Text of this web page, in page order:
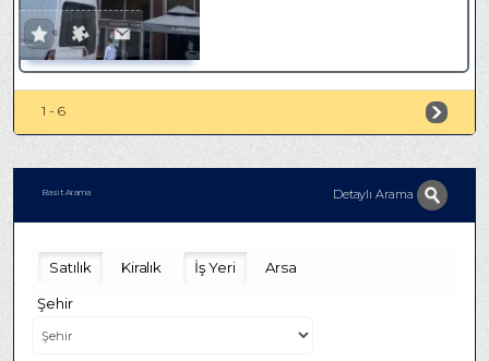
1 - 6
Basit Arama Detaylı Arama
Satılık Kiralık İş Yeri Arsa
Şehir